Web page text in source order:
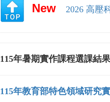
New 2026 高壓
115年暑期實作課程選課結
115年教育部特色領域研究